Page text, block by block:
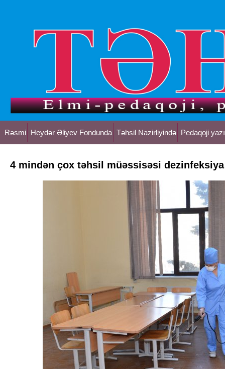
Rəsmi Heydər Əliyev Fondunda Təhsil Nazirliyində Pedaqoji
4 mindən çox təhsil müəssisəsi